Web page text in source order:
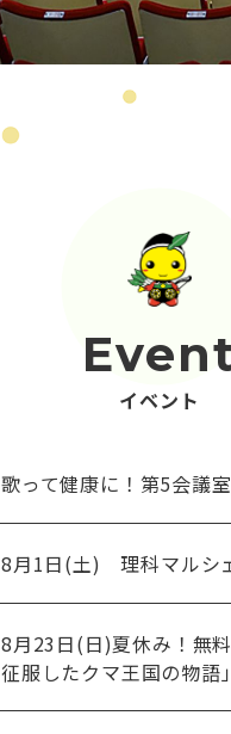
イベント
歌って健康に！第5会議
8月1日(土) 理科マルシ
8月23日(日)夏休み！無
征服したクマ王国の物語